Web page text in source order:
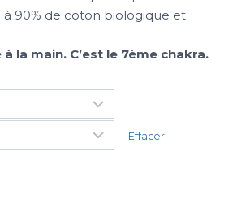
90% de coton biologique et
la main. C’est le 7ème chakra.
Effacer